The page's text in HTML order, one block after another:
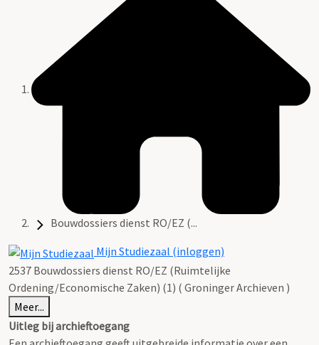
Bouwdossiers dienst RO/EZ (...
Mijn Studiezaal (inloggen)
2537 Bouwdossiers dienst RO/EZ (Ruimtelijke
Ordening/Economische Zaken) (1) ( Groninger Archieven )
Meer...
Uitleg bij archieftoegang